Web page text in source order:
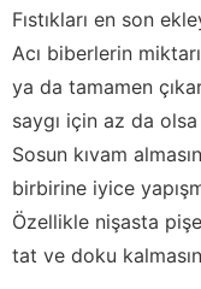
Fıstıkları en son
Acı biberlerin
ya da tamamen
saygı için az da
Sosun kıvam
birbirine iyice
Özellikle nişasta
tat ve doku